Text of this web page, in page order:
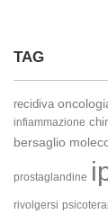
TAG
recidiva
infiammazione
bersaglio
prostaglandine
rivolgersi